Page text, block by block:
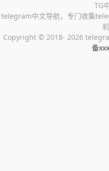
TG
telegram中文导航，专门收集
Copyright © 2018- 2026
备